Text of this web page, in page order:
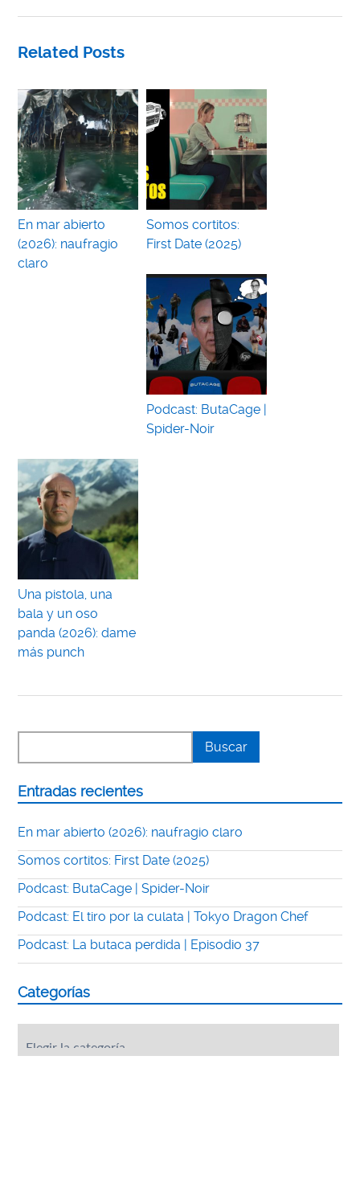
Related Posts
En mar abierto
(2026): naufragio
claro
Somos cortitos:
First Date (2025)
Podcast: ButaCage |
Spider-Noir
Una pistola, una
bala y un oso
panda (2026): dame
más punch
Entradas recientes
En mar abierto (2026): naufragio claro
Somos cortitos: First Date (2025)
Podcast: ButaCage | Spider-Noir
Podcast: El tiro por la culata | Tokyo Dragon Chef
Podcast: La butaca perdida | Episodio 37
Categorías